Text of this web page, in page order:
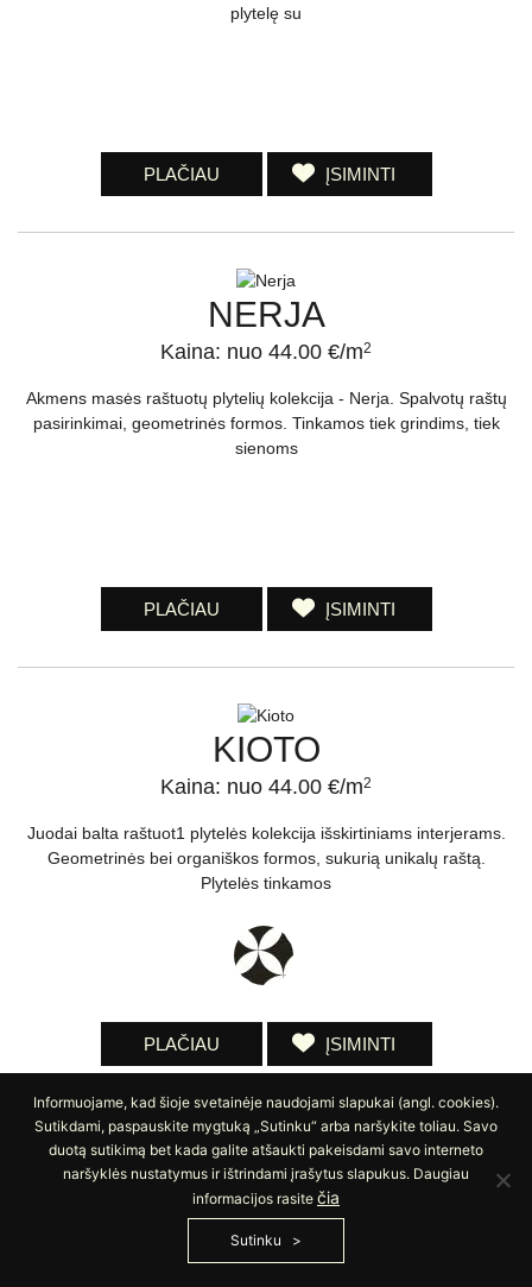
plytelę su
PLAČIAU ĮSIMINTI
NERJA
Kaina: nuo 44.00 €/m2
Akmens masės raštuotų plytelių kolekcija - Nerja. Spalvotų raštų
pasirinkimai, geometrinės formos. Tinkamos tiek grindims, tiek
sienoms
PLAČIAU ĮSIMINTI
KIOTO
Kaina: nuo 44.00 €/m2
Juodai balta raštuot1 plytelės kolekcija išskirtiniams interjerams.
Geometrinės bei organiškos formos, sukurią unikalų raštą.
Plytelės tinkamos
PLAČIAU ĮSIMINTI
Informuojame, kad šioje svetainėje naudojami slapukai (angl. cookies).
Sutikdami, paspauskite mygtuką „Sutinku“ arba naršykite toliau. Savo
duotą sutikimą bet kada galite atšaukti pakeisdami savo interneto
naršyklės nustatymus ir ištrindami įrašytus slapukus. Daugiau
informacijos rasite čia
Sutinku